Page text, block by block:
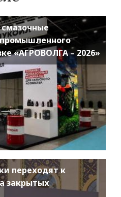
«АГРОВОЛГА – 2026»
переходят к
закрытых